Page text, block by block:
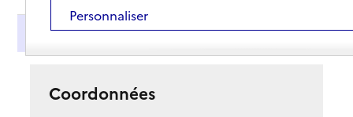
Présentation
Coordonnées
Personnaliser